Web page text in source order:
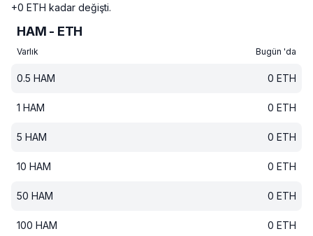
+0 ETH kadar değişti.
HAM - ETH
Varlık Bugün 'da
0.5 HAM 0 ETH
1 HAM 0 ETH
5 HAM 0 ETH
10 HAM 0 ETH
50 HAM 0 ETH
100 HAM 0 ETH